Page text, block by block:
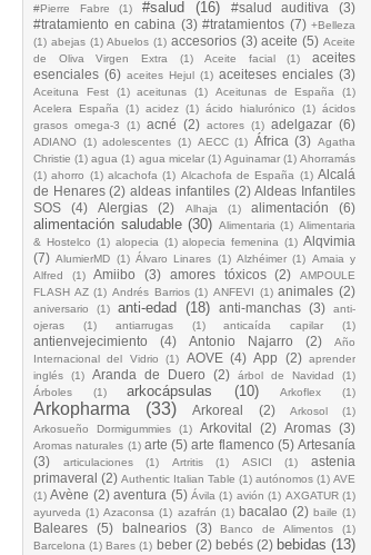
#Pierre Fabre
(1) #salud (16) #salud auditiva
(3)
#tratamiento en cabina (3) #tratamientos (7) +Belleza
(1) abejas (1) Abuelos (1) accesorios (3) aceite (5) Aceite
de Oliva Virgen Extra
(1) Aceite facial (1)
aceites
esenciales (6) aceites Hejul (1) aceiteses enciales (3)
Aceituna Fest (1) aceitunas (1) Aceitunas de España
(1)
Acelera España (1) acidez (1) ácido hialurónico (1) ácidos
grasos omega-3
(1) acné (2) actores (1) adelgazar (6)
ADIANO (1) adolescentes (1) AECC (1) África (3) Agatha
Christie (1) agua (1) agua micelar (1) Aguinamar (1) Ahorramás
(1) ahorro (1) alcachofa (1) Alcachofa de España (1) Alcalá
de Henares (2) aldeas infantiles (2) Aldeas Infantiles
SOS
(4) Alergias (2) Alhaja (1) alimentación (6)
alimentación saludable (30) Alimentaria (1) Alimentaria
& Hostelco (1) alopecia (1) alopecia femenina (1) Alqvimia
(7) AlumierMD (1) Álvaro Linares (1) Alzhéimer (1) Amaia y
Alfred
(1) Amiibo (3) amores tóxicos (2)
AMPOULE
FLASH AZ (1) Andrés Barrios (1) ANFEVI (1) animales (2)
aniversario (1) anti-edad (18) anti-manchas (3)
anti-
ojeras
(1) antiarrugas (1) anticaída capilar (1)
antienvejecimiento (4) Antonio Najarro (2)
Año
Internacional del Vidrio
(1) AOVE (4) App (2) aprender
inglés
(1) Aranda de Duero (2) árbol de Navidad
(1)
Árboles
(1) arkocápsulas (10) Arkoflex (1)
Arkopharma (33) Arkoreal (2) Arkosol
(1)
Arkosueño Dormigummies
(1) Arkovital (2) Aromas (3)
Aromas naturales (1) arte (5) arte flamenco (5) Artesanía
(3)
articulaciones (1) Artritis (1) ASICI (1)
astenia
primaveral (2) Authentic Italian Table (1) autónomos (1) AVE
(1) Avène (2) aventura (5) Ávila (1) avión (1) AXGATUR (1)
ayurveda (1) Azaconsa (1) azafrán (1) bacalao (2) baile (1)
Baleares (5) balnearios (3) Banco de Alimentos
(1)
Barcelona (1) Bares (1) beber (2) bebés (2) bebidas (13)